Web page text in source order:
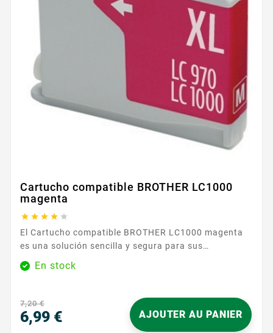
Cartucho compatible BROTHER LC1000
magenta
    
El Cartucho compatible BROTHER LC1000 magenta
es una solución sencilla y segura para sus
impresiones diarias. Diseñado para la serie BROTHER
LC1000 , ofrece un magenta homogéneo para
informes, presentaciones o materiales visuales.
Disfrute de una compatibilidad ...
En stock
7,20 €
6,99 € AJOUTER AU PANIER